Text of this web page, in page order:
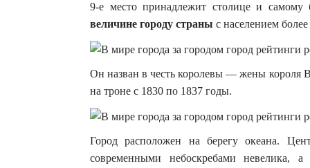
9-е место принадлежит столице и
величине городу страны с населением
Он назван в честь королевы — жены короля
на троне с 1830 по 1837 годы.
Город расположен на берегу океана.
современными небоскребами невелика,